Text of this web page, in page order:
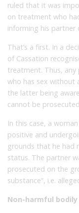
ruled that it was
on treatment who
informing his partner
That’s a first. In a
of Cassation
treatment. Thus, any
who has sex without
the latter being
cannot be
In this case, a
positive and
grounds that he had
status. The partner
prosecuted on the
substance”, i.e.
Non-harmful